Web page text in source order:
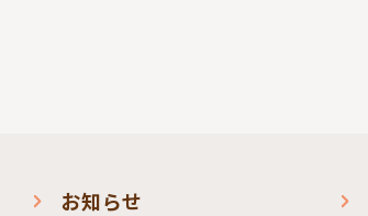
お知らせ